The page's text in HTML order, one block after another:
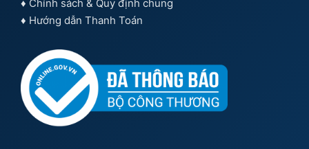
♦ Chính sách & Quy định chung
♦ Hướng dẫn Thanh Toán